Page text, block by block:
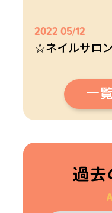
2022 05/12
☆ネイルサロ
過去